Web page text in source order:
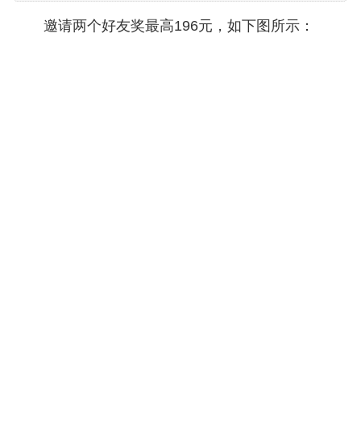
邀请两个好友奖最高196元，如下图所示：